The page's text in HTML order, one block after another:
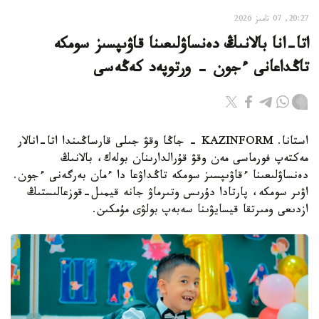
20:27, 07 تامىز 2026
اتا-انا بالانىڭ دەنساۋلىعىنا قاۋىپسىز سومكە
تاڭداعانى ءجون - ورتوپەد كەڭەسى
استانا. KAZINFORM - جاڭا وقۋ جىلى قارساڭىندا اتا-انالار
مەكتەپ فورماسى مەن وقۋ قۇرالدارىنان بولەك، بالانىڭ
دەنساۋلىعىنا ءقاۋىپسىز سومكە تاڭداۋعا دا ءمان بەرگەنى ءجون.
اۋىر سومكە، پارتادا دۇرىس وتىرماۋ جانە قيمىل-قوزعالىستىڭ
ازدىعى ومىرتقا قيسايۋىنا سەبەپ بولۋى مۇمكىن.